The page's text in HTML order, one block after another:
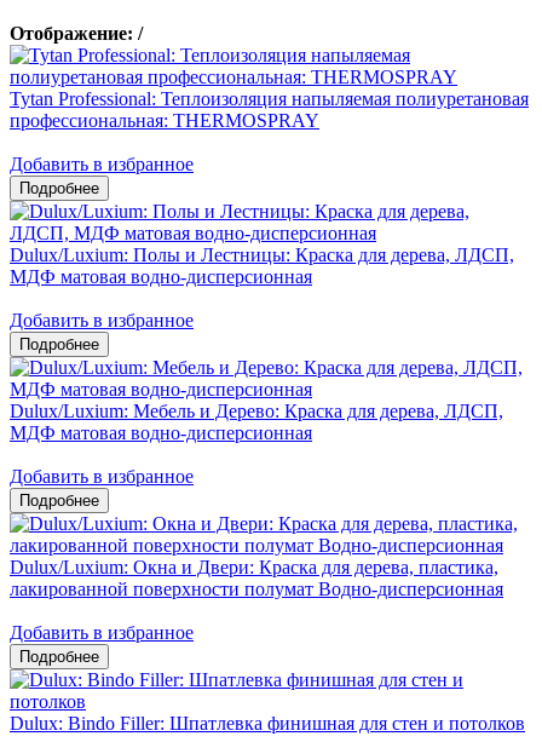
Отображение: /
Tytan Professional: Теплоизоляция напыляемая полиуретановая
профессиональная: THERMOSPRAY
Добавить в избранное
Dulux/Luxium: Полы и Лестницы: Краска для дерева, ЛДСП,
МДФ матовая водно-дисперсионная
Добавить в избранное
Dulux/Luxium: Мебель и Дерево: Краска для дерева, ЛДСП,
МДФ матовая водно-дисперсионная
Добавить в избранное
Dulux/Luxium: Окна и Двери: Краска для дерева, пластика,
лакированной поверхности полумат Водно-дисперсионная
Добавить в избранное
Dulux: Bindo Filler: Шпатлевка финишная для стен и потолков